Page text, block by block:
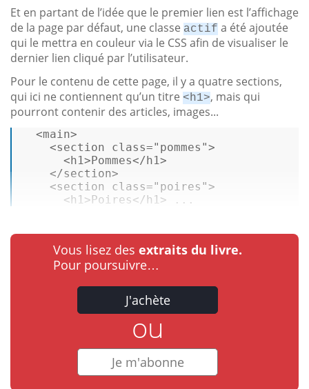
Et en partant de l’idée que le premier lien est l’affichage
de la page par défaut, une classe actif a été ajoutée
qui le mettra en couleur via le CSS afin de visualiser le
dernier lien cliqué par l’utilisateur.
Pour le contenu de cette page, il y a quatre sections,
qui ici ne contiennent qu’un titre <h1>, mais qui
pourront contenir des articles, images...
<main>
<section class="pommes">
<h1>Pommes</h1>
</section>
<section class="poires">
<h1>Poires</h1> ...
Vous lisez des extraits du livre.
Pour poursuivre…
J'achète
ou
Je m'abonne